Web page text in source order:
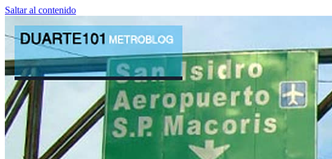
Saltar al contenido